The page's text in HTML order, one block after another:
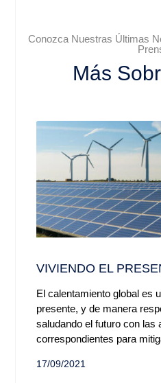
Conozca Nuestras Últimas
Más
VIVIENDO EL
El calentamiento global es
presente, y de manera
saludando el futuro con las
correspondientes para
17/09/2021